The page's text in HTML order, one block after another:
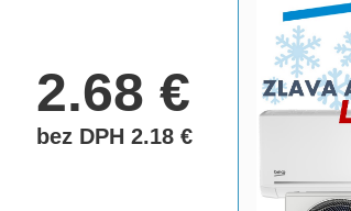
2.68€
bez DPH 2.18€